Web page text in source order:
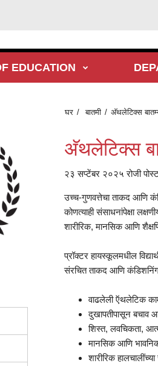
EDUCATION
घर बातमी अ‍ॅथलेटिक्स
अ‍ॅथलेटिक्स
२३ सप्टेंबर २०२५ रोजी
उच्च-गुणवत्तेचा ताकद आणि
कोणत्याही संसाधनांपेक्षा
शारीरिक, मानसिक आणि
प्रॉक्टर हायस्कूलमधील
संरचित ताकद आणि कंडिशनिंग
वाढलेली ऍथलेटिक
दुखापतीपासून बचाव
शिस्त, लवचिकता,
मानसिक आणि
शारीरिक